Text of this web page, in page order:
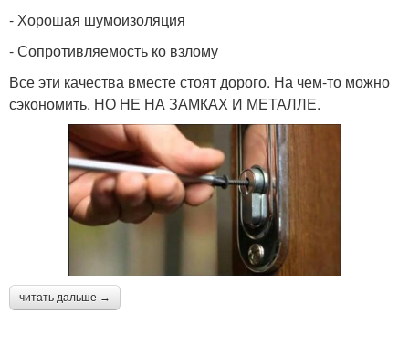
- Хорошая шумоизоляция
- Сопротивляемость ко взлому
Все эти качества вместе стоят дорого. На чем-то можно
сэкономить. НО НЕ НА ЗАМКАХ И МЕТАЛЛЕ.
читать дальше →